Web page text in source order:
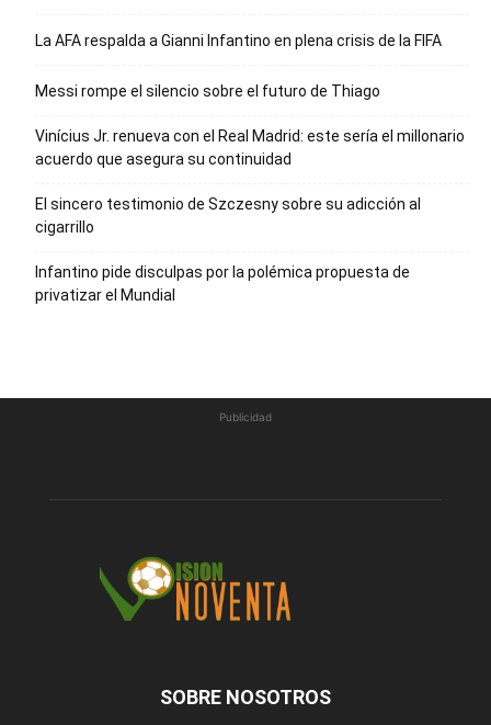
La AFA respalda a Gianni Infantino en plena crisis de la FIFA
Messi rompe el silencio sobre el futuro de Thiago
Vinícius Jr. renueva con el Real Madrid: este sería el millonario
acuerdo que asegura su continuidad
El sincero testimonio de Szczesny sobre su adicción al
cigarrillo
Infantino pide disculpas por la polémica propuesta de
privatizar el Mundial
Publicidad
SOBRE NOSOTROS